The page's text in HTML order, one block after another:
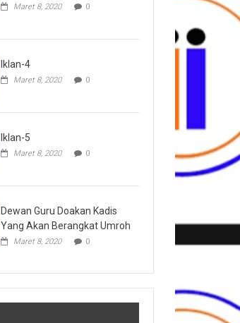
Maret 8, 2020 0
Iklan-4
Maret 8, 2020 0
Iklan-5
Maret 8, 2020 0
Dewan Guru Doakan Kadis
Yang Akan Berangkat Umroh
Maret 8, 2020 0